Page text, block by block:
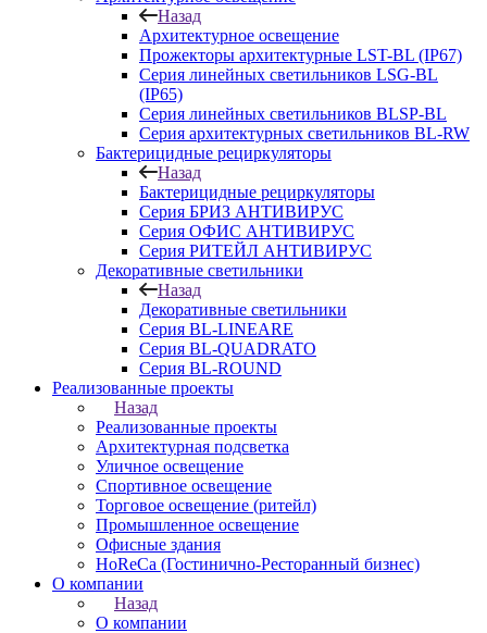
Назад
Архитектурное освещение
Прожекторы архитектурные LST-BL (IP67)
Серия линейных светильников LSG-BL
(IP65)
Серия линейных светильников BLSP-BL
Серия архитектурных светильников BL-RW
Бактерицидные рециркуляторы
Назад
Бактерицидные рециркуляторы
Серия БРИЗ АНТИВИРУС
Серия ОФИС АНТИВИРУС
Серия РИТЕЙЛ АНТИВИРУС
Декоративные светильники
Назад
Декоративные светильники
Серия BL-LINEARE
Серия BL-QUADRATO
Серия BL-ROUND
Реализованные проекты
Назад
Реализованные проекты
Архитектурная подсветка
Уличное освещение
Спортивное освещение
Торговое освещение (ритейл)
Промышленное освещение
Офисные здания
HoReCa (Гостинично-Ресторанный бизнес)
О компании
Назад
О компании